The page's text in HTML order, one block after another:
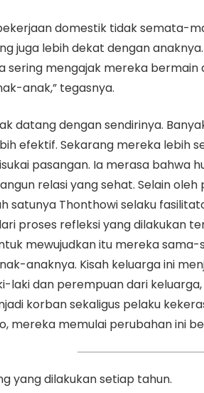
domestik tidak semata-
juga lebih dekat dengan
sering mengajak mereka
anak,” tegasnya.
datang dengan sendirinya.
efektif. Sekarang mereka lebih
pasangan. Ia merasa
relasi yang sehat. Selain
satunya Thonthowi selaku
proses refleksi yang dilakukan
mewujudkan itu mereka
anaknya. Kisah keluarga ini
laki dan perempuan dari
korban sekaligus pelaku
mereka memulai perubahan ini
yang dilakukan setiap tahun.